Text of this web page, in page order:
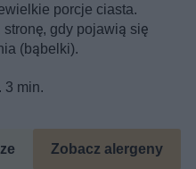
porcje ciasta.
gdy pojawią się
(bąbelki).
3 min.
Zobacz alergeny